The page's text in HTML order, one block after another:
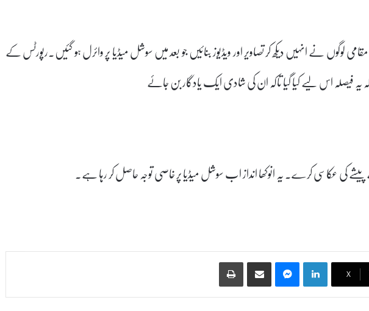
لوگوں نے انہیں دیکھ کر تصاویر اور ویڈیوز بنائیں جو بعد میں سوشل میڈیا پر وائرل ہو گئیں۔رپورٹس کے
فیصلہ اس لیے کیا گیا تاکہ ان کی شادی ایک یادگار بن جائے
کی عکاسی کرے۔ یہ انوکھا انداز اب سوشل میڈیا پر خاصی توجہ حاصل کر رہا ہے۔
X
LinkedIn
Messenger
Share via Email
Print